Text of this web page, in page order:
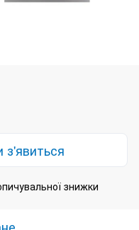
з'явиться
знижки